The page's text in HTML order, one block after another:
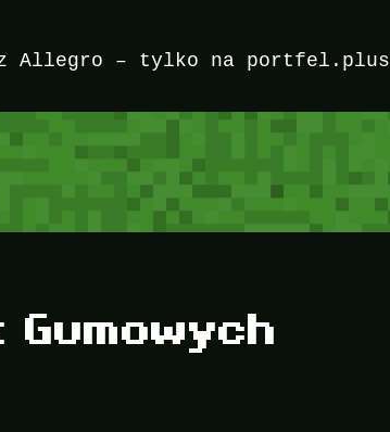
z Allegro – tylko na portfel.plus